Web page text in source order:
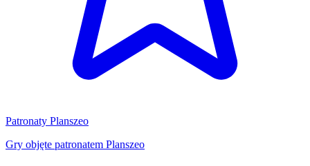
Patronaty Planszeo
Gry objęte patronatem Planszeo